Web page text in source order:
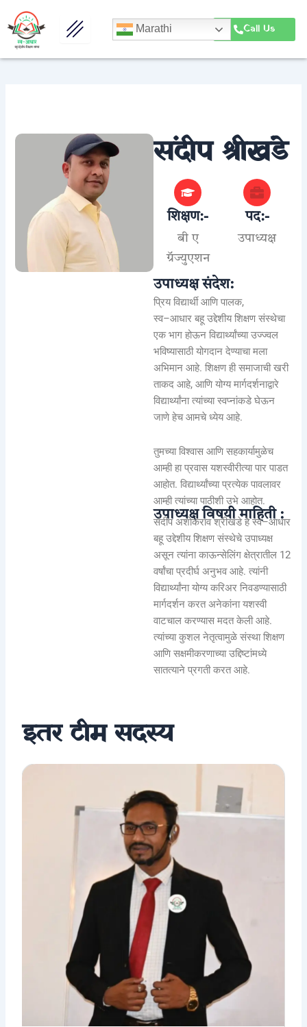
to
content
Marathi Call Us
संदीप श्रीखंडे
शिक्षण:-
बी ए
ग्रॅज्युएशन
पद:-
उपाध्यक्ष
उपाध्यक्ष संदेश:
प्रिय विद्यार्थी आणि पालक,
स्व–आधार बहू उद्देशीय शिक्षण संस्थेचा
एक भाग होऊन विद्यार्थ्यांच्या उज्ज्वल
भविष्यासाठी योगदान देण्याचा मला
अभिमान आहे. शिक्षण ही समाजाची खरी
ताकद आहे, आणि योग्य मार्गदर्शनाद्वारे
विद्यार्थ्यांना त्यांच्या स्वप्नांकडे घेऊन
जाणे हेच आमचे ध्येय आहे.
तुमच्या विश्वास आणि सहकार्यामुळेच
आम्ही हा प्रवास यशस्वीरीत्या पार पाडत
आहोत. विद्यार्थ्यांच्या प्रत्येक पावलावर
आम्ही त्यांच्या पाठीशी उभे आहोत.
उपाध्यक्ष विषयी माहिती :
संदीप अशोकराव श्रीखंडे हे स्व–आधार
बहू उद्देशीय शिक्षण संस्थेचे उपाध्यक्ष
असून त्यांना काऊन्सेलिंग क्षेत्रातील 12
वर्षांचा प्रदीर्घ अनुभव आहे. त्यांनी
विद्यार्थ्यांना योग्य करिअर निवडण्यासाठी
मार्गदर्शन करत अनेकांना यशस्वी
वाटचाल करण्यास मदत केली आहे.
त्यांच्या कुशल नेतृत्वामुळे संस्था शिक्षण
आणि सक्षमीकरणाच्या उद्दिष्टांमध्ये
सातत्याने प्रगती करत आहे.
इतर टीम सदस्य